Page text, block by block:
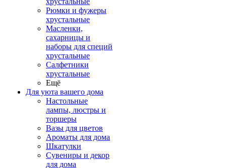
Рюмки и фужеры
хрустальные
Масленки,
сахарницы и
наборы для специй
хрустальные
Салфетники
хрустальные
Ещё
Для уюта вашего дома
Настольные
лампы, люстры и
торшеры
Вазы для цветов
Ароматы для дома
Шкатулки
Сувениры и декор
для дома